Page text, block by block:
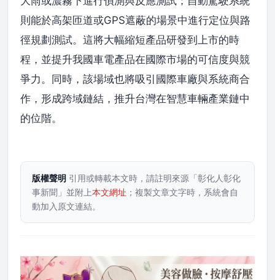
則能於高架匝道或GPS遮蔽的場景中進行定位與路
徑規劃測試。這將大幅縮短產品研發到上市的時
程，並提升我國車電產品在國際市場的可信度與競
爭力。同時，該場域也將吸引國際車廠與系統商合
作，形成跨域鏈結，推升台灣在智慧車輛產業鏈中
的位階。
版權聲明 引用或轉載本文時，請註明來源「彰化人彰化
事新聞」並附上本文網址 ；複製文章文字時，系統會自
動加入原文連結。